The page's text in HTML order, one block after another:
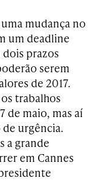
mudança no
um deadline
prazos
serem
de 2017.
trabalhos
de maio, mas aí
urgência.
a grande
em Cannes